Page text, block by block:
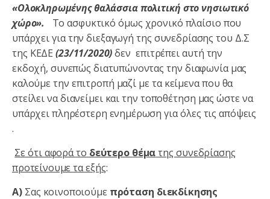
«Ολοκληρωμένης θαλάσσια πολιτική στο νησιωτικό
χώρο». Το ασφυκτικό όμως χρονικό πλαίσιο που
υπάρχει για την διεξαγωγή της συνεδρίασης του Δ.Σ
της ΚΕΔΕ(23/11/2020)δεν επιτρέπει αυτή την
εκδοχή, συνεπώς διατυπώνοντας την διαφωνία μας
καλούμε την επιτροπή μαζί με τα κείμενα που θα
στείλει να διανείμει και την τοποθέτηση μας ώστε να
υπάρχει πληρέστερη ενημέρωση για όλες τις απόψεις
.
Σε ότι αφορά το δεύτερο θέματης συνεδρίασης
προτείνουμε τα εξής:
Α)Σας κοινοποιούμε πρόταση διεκδίκησης